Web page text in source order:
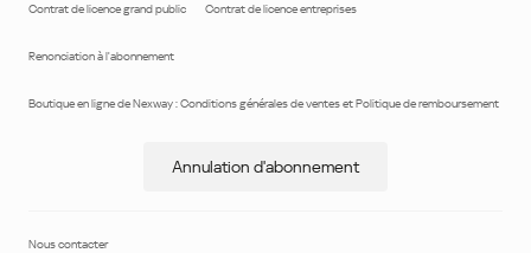
Contrat de licence grand public Contrat de licence entreprises
Renonciation à l'abonnement
Boutique en ligne de Nexway : Conditions générales de ventes et Politique de remboursement
Annulation d'abonnement
Nous contacter